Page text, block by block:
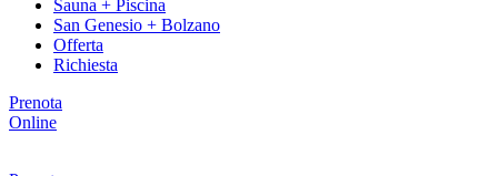
Sauna + Piscina
San Genesio + Bolzano
Offerta
Richiesta
Prenota
Online